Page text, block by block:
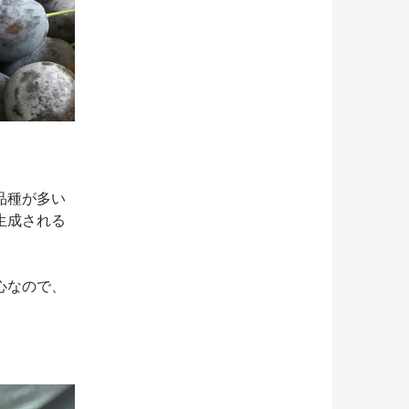
種が多い
成される
ので、